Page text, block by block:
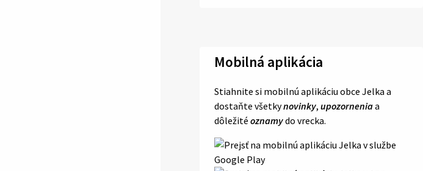
Mobilná aplikácia
Stiahnite si mobilnú aplikáciu obce Jelka a
dostaňte všetkynovinky, upozorneniaa
dôležité oznamydo vrecka.